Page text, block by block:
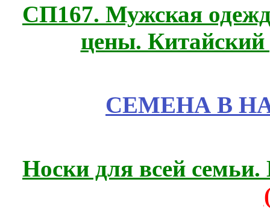
СП167. Мужская
цены.
СЕМЕНА В
Носки для всей